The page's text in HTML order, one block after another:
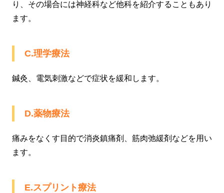
り、その場合には神経科など他科を紹介することもあり
ます。
C.理学療法
鍼灸、電気刺激などで症状を緩和します。
D.薬物療法
痛みをなくす目的で消炎鎮痛剤、筋肉弛緩剤などを用い
ます。
E.スプリント療法